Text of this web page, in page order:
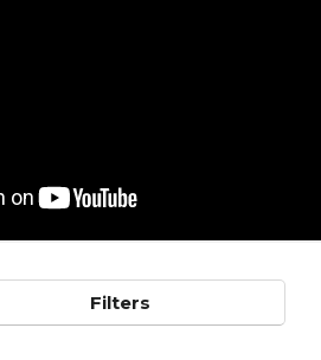
Filters